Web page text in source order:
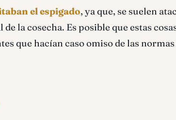
el espigado, ya que, se suelen
la cosecha. Es posible que estas
que hacían caso omiso de las normas